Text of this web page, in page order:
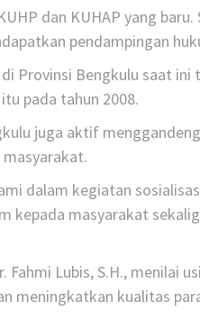
dan KUHAP yang
pendampingan
Provinsi Bengkulu saat
pada tahun 2008.
juga aktif
dalam kegiatan
kepada masyarakat
Fahmi Lubis, S.H., menilai
meningkatkan kualitas